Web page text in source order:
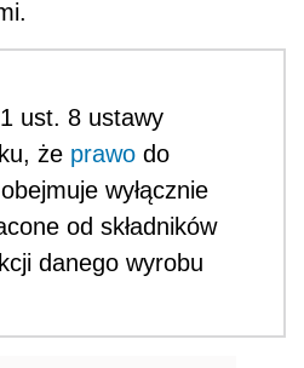
ust. 8 ustawy
że prawo do
wyłącznie
od składników
danego wyrobu